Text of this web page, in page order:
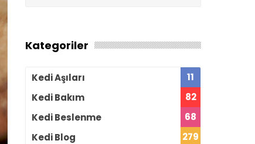
Kategoriler
Kedi Aşıları
11
Kedi Bakım
82
Kedi Beslenme
68
Kedi Blog
279